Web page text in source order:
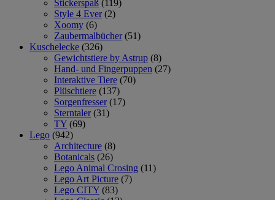
Stickerspaß (119)
Style 4 Ever (2)
Xoomy (6)
Zaubermalbücher (51)
Kuschelecke (326)
Gewichtstiere by Astrup (8)
Hand- und Fingerpuppen (27)
Interaktive Tiere (70)
Plüschtiere (137)
Sorgenfresser (17)
Sterntaler (31)
TY (69)
Lego (942)
Architecture (8)
Botanicals (26)
Lego Animal Crosing (11)
Lego Art Picture (7)
Lego CITY (83)